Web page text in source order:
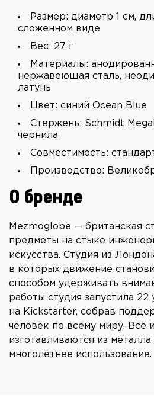
Размер: диаметр 1 см,
сложенном виде
Вес: 27 г
Материалы:
нержавеющая сталь,
латунь
Цвет: синий Ocean Blue
Стержень: Schmidt
чернила
Совместимость: стандарт
Производство:
О бренде
Mezmoglobe — британская
предметы на стыке
искусства. Студия из
в которых движение
способом удерживать
работы студия запустила
на Kickstarter, собрав
человек по всему миру. Все
изготавливаются из
многолетнее использование.